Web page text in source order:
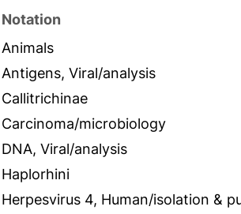
Notation
Animals
Antigens, Viral/analysis
Callitrichinae
Carcinoma/microbiology
DNA, Viral/analysis
Haplorhini
Herpesvirus 4, Human/isolation &